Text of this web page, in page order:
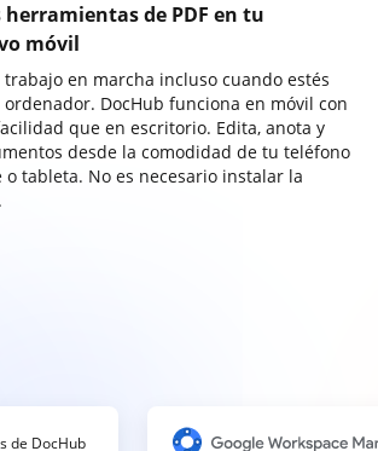
herramientas de PDF en tu
móvil
en marcha incluso cuando estés
DocHub funciona en móvil con
que en escritorio. Edita, anota y
desde la comodidad de tu teléfono
tableta. No es necesario instalar la
de DocHub